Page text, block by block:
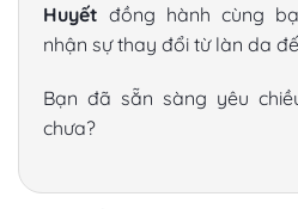
Huyết đồng hành cùng
nhận sự thay đổi từ làn da
Bạn đã sẵn sàng yêu
chưa?